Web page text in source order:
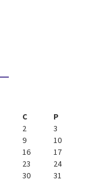
C
P
2
3
9
10
16
17
23
24
30 31